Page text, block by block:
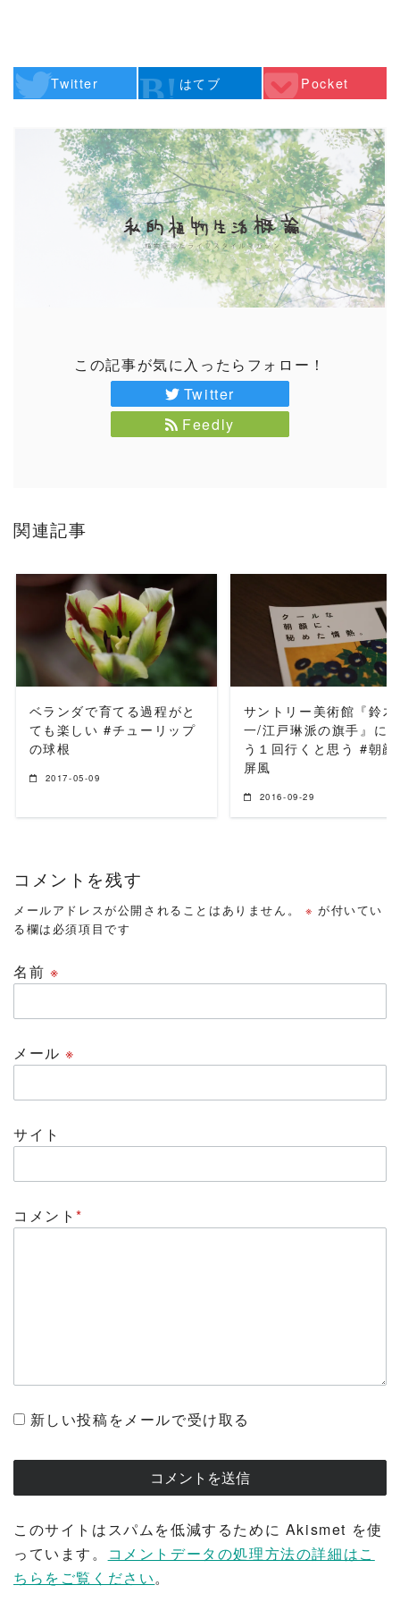
Twitter はてブ Pocket
この記事が気に入ったらフォロー！
Twitter
Feedly
関連記事
READ MORE
ベランダで育てる過程がと
ても楽しい #チューリップ
の球根
2017-05-09
READ MORE
サントリー美術館『鈴木
一/江戸琳派の旗手』に
う１回行くと思う #朝顔
屏風
2016-09-29
コメントを残す
メールアドレスが公開されることはありません。 ※ が付いてい
る欄は必須項目です
名前 ※
メール※
サイト
コメント*
新しい投稿をメールで受け取る
このサイトはスパムを低減するために Akismet を使
っています。
コメントデータの処理方法の詳細はこ
ちらをご覧ください。